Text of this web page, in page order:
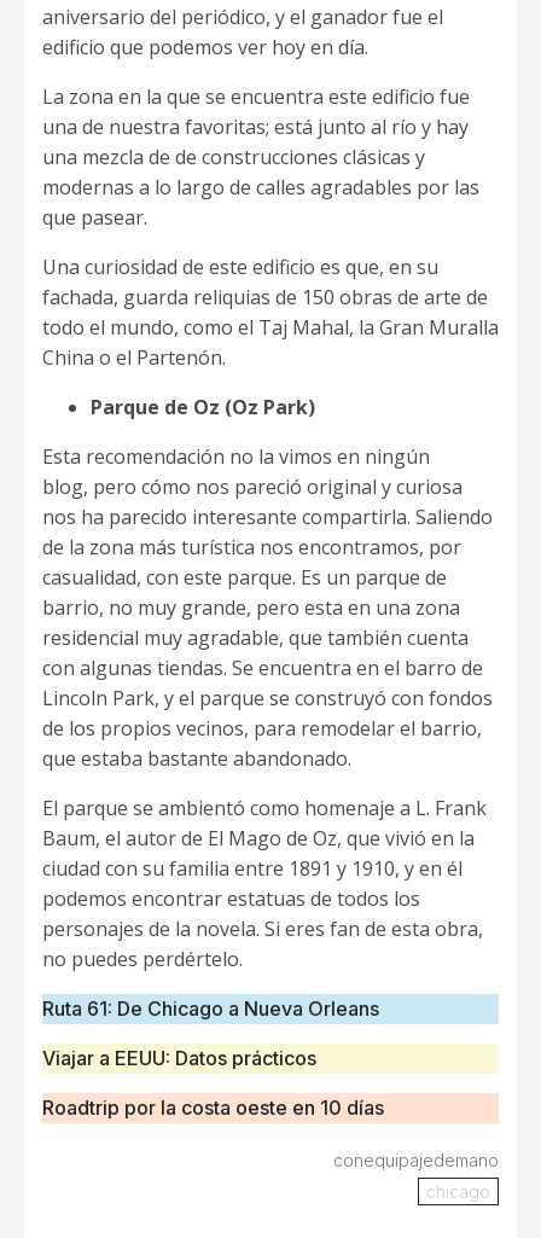
aniversario del periódico, y el ganador fue el
edificio que podemos ver hoy en día.
La zona en la que se encuentra este edificio fue
una de nuestra favoritas; está junto al río y hay
una mezcla de de construcciones clásicas y
modernas a lo largo de calles agradables por las
que pasear.
Una curiosidad de este edificio es que, en su
fachada, guarda reliquias de 150 obras de arte de
todo el mundo, como el Taj Mahal, la Gran Muralla
China o el Partenón.
Parque de Oz (Oz Park)
Esta recomendación no la vimos en ningún
blog, pero cómo nos pareció original y curiosa
nos ha parecido interesante compartirla. Saliendo
de la zona más turística nos encontramos, por
casualidad, con este parque. Es un parque de
barrio, no muy grande, pero esta en una zona
residencial muy agradable, que también cuenta
con algunas tiendas. Se encuentra en el barro de
Lincoln Park, y el parque se construyó con fondos
de los propios vecinos, para remodelar el barrio,
que estaba bastante abandonado.
El parque se ambientó como homenaje a L. Frank
Baum, el autor de El Mago de Oz, que vivió en la
ciudad con su familia entre 1891 y 1910, y en él
podemos encontrar estatuas de todos los
personajes de la novela. Si eres fan de esta obra,
no puedes perdértelo.
Ruta 61: De Chicago a Nueva Orleans
Viajar a EEUU: Datos prácticos
Roadtrip por la costa oeste en 10 días
conequipajedemano
chicago